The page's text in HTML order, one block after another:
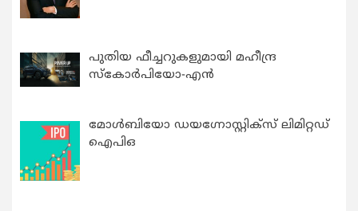
പുതിയ ഫീച്ചറുകളുമായി മഹീന്ദ്ര
സ്കോർപിയോ-എൻ
മോൾബിയോ ഡയഗ്നോസ്റ്റിക്സ് ലിമിറ്റഡ്
ഐപിഒ